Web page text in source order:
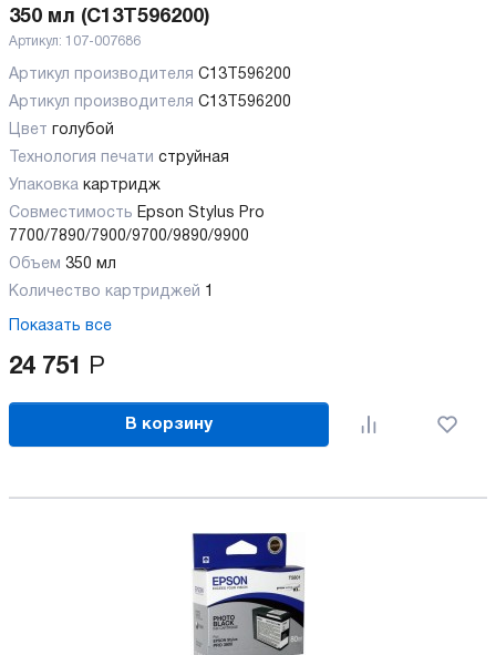
350 мл (C13T596200)
Артикул: 107-007686
Артикул производителя C13T596200
Артикул производителя C13T596200
Цвет голубой
Технология печати струйная
Упаковка картридж
Совместимость Epson Stylus Pro
7700/7890/7900/9700/9890/9900
Объем 350 мл
Количество картриджей 1
Показать все
24 751 Р
В корзину